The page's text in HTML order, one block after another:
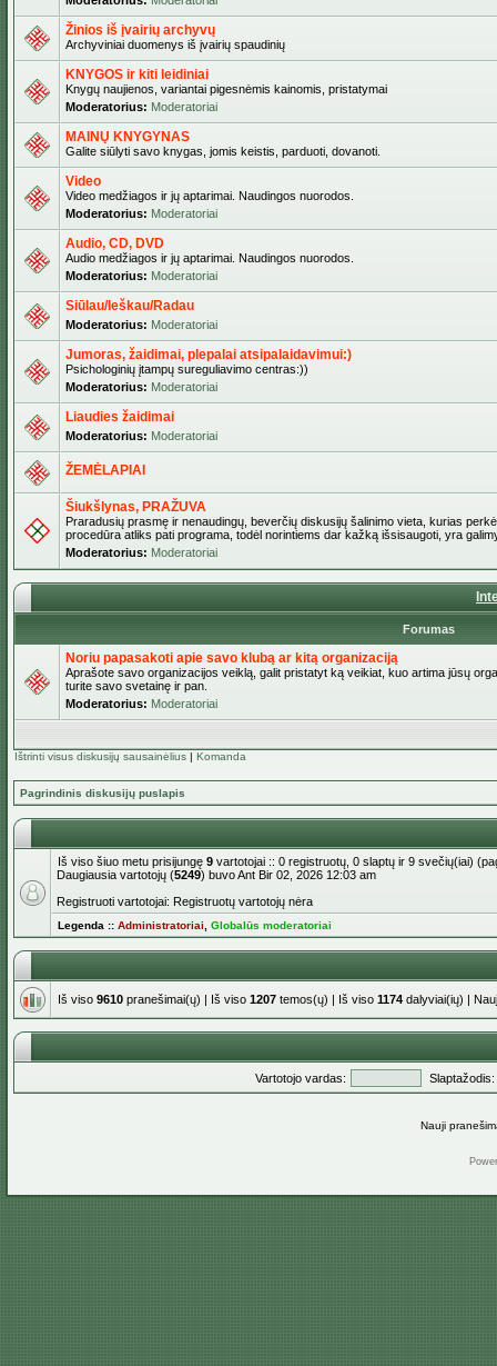
Žinios iš įvairių archyvų
Archyviniai duomenys iš įvairių spaudinių
KNYGOS ir kiti leidiniai
Knygų naujienos, variantai pigesnėmis kainomis, pristatymai
Moderatorius: Moderatoriai
MAINŲ KNYGYNAS
Galite siūlyti savo knygas, jomis keistis, parduoti, dovanoti.
Video
Video medžiagos ir jų aptarimai. Naudingos nuorodos.
Moderatorius: Moderatoriai
Audio, CD, DVD
Audio medžiagos ir jų aptarimai. Naudingos nuorodos.
Moderatorius: Moderatoriai
Siūlau/Ieškau/Radau
Moderatorius: Moderatoriai
Jumoras, žaidimai, plepalai atsipalaidavimui:)
Psichologinių įtampų sureguliavimo centras:))
Moderatorius: Moderatoriai
Liaudies žaidimai
Moderatorius: Moderatoriai
ŽEMĖLAPIAI
Šiukšlynas, PRAŽUVA
Praradusių prasmę ir nenaudingų, beverčių diskusijų šalinimo vieta, kurias
procedūra atliks pati programa, todėl norintiems dar kažką išsisaugoti, yra
Moderatorius: Moderatoriai
Forumas
Noriu papasakoti apie savo klubą ar kitą organizaciją
Aprašote savo organizacijos veiklą, galit pristatyt ką veikiat, kuo artima jūsų
turite savo svetainę ir pan.
Moderatorius: Moderatoriai
Ištrinti visus diskusijų sausainėlius | Komanda
Pagrindinis diskusijų puslapis
Iš viso šiuo metu prisijungę 9 vartotojai :: 0 registruotų, 0 slaptų ir 9 svečių(iai)
Daugiausia vartotojų (5249) buvo Ant Bir 02, 2026 12:03 am
Registruoti vartotojai: Registruotų vartotojų nėra
Legenda :: Administratoriai Globalūs moderatoriai
Iš viso 9610 pranešimai(ų) | Iš viso 1207 temos(ų) | Iš viso 1174 dalyviai(ių) |
Vartotojo vardas: Slaptažodis:
Nauji